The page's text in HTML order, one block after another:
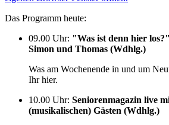
Das Programm heute:
09.00 Uhr: "Was ist denn hier
Simon und Thomas (Wdhlg.)
Was am Wochenende in und um
Ihr hier.
10.00 Uhr: Seniorenmagazin live
(musikalischen) Gästen (Wdhlg.)